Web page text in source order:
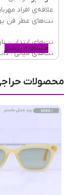
عطار
فصل
علاقه‌ی افراد
نت‌های عطر فن
نت‌های ابتدایی:
نت‌های میانی :
مشاهده بیشتر
محصولات